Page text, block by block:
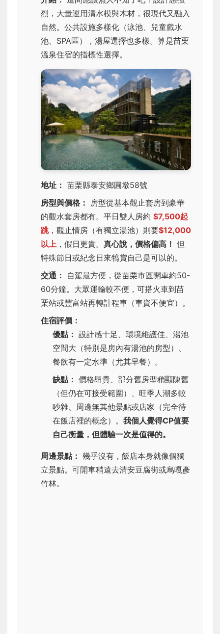
烈，大量運用清水模與木材，很現代又融入
自然。公共設施多樣化（泳池、兒童戲水
池、SPA區），湯屋選擇也多樣。算是苗栗
溫泉住宿的指標性選擇。
地址： 苗栗縣泰安鄉圓墩58號
房型與價格：
房型從基本觀止套房到豪華
的觀水套房都有。平日雙人房約 $7,500起
跳，觀止情房（有獨立湯池）則要$12,000
以上 ，假日更貴。 真心說，價格偏高！ 但
特殊節日或紀念日來犒賞自己是可以的。
交通：
自駕最方便，從苗栗市區開車約50-
60分鐘。大眾運輸較不便，可搭火車到苗
栗站或豐富站再轉計程車（車資不便宜）。
住宿評價：
優點： 設計感十足、環境維護佳、湯池
空間大（特別是房內有湯池的房型）、
餐飲有一定水準（尤其早餐）。
缺點： 價格昂貴、部分舊房型稍顯陳舊
（但仍在可接受範圍）、旺季人潮多較
吵雜、周邊無其他景點或店家（完全待
在飯店裡的概念）。 我個人覺得CP值要
自己衡量，但體驗一次是值得的。
周邊景點： 幾乎沒有，飯店本身就像個獨
立景點。可開車稍遠去清安豆腐街或烏嘎彥
竹林。